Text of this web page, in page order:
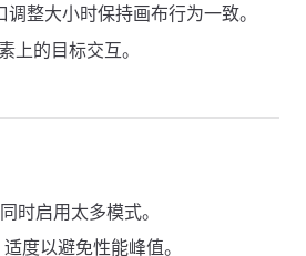
调整大小时保持画布行为一致。
上的目标交互。
时启用太多模式。
适度以避免性能峰值。